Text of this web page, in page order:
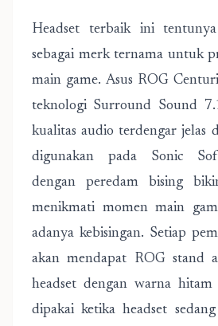
Headset terbaik ini
sebagai merk ternama untuk
main game. Asus ROG
teknologi Surround Sound
kualitas audio terdengar jelas
digunakan pada Sonic
dengan peredam bising
menikmati momen main
adanya kebisingan. Setiap
akan mendapat ROG stand
headset dengan warna hitam
dipakai ketika headset